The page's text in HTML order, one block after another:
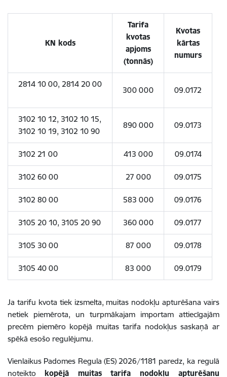
KN kods
Tarifa
kvotas
apjoms
(tonnās)
Kvotas
kārtas
numurs
2814 10 00, 2814 20 00
300 000 09.0172
3102 10 12, 3102 10 15,
3102 10 19, 3102 10 90
890 000 09.0173
3102 21 00 413 000 09.0174
3102 60 00 27 000 09.0175
3102 80 00 583 000 09.0176
3105 20 10, 3105 20 90 360 000 09.0177
3105 30 00 87 000 09.0178
3105 40 00 83 000 09.0179
Ja tarifu kvota tiek izsmelta, muitas nodokļu apturēšana vairs
netiek piemērota, un turpmākajam importam attiecīgajām
precēm piemēro kopējā muitas tarifa nodokļus saskaņā ar
spēkā esošo regulējumu.
Vienlaikus Padomes Regula (ES) 2026/1181 paredz, ka regulā
noteikto kopējā muitas tarifa nodokļu apturēšanu